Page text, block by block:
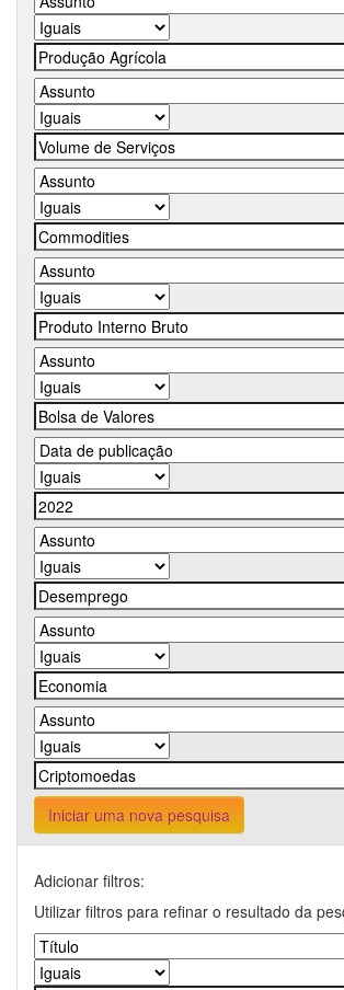
Iniciar uma nova pesquisa
Adicionar filtros:
Utilizar filtros para refinar o resultado da